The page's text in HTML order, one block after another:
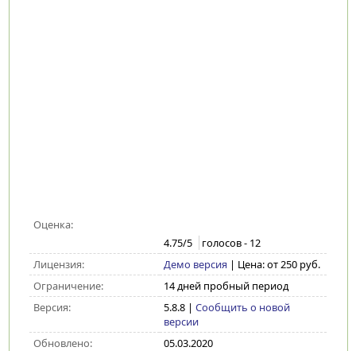
Оценка:
4.75/5 голосов - 12
Лицензия:
Демо версия | Цена: от 250 руб.
Ограничение:
14 дней пробный период
Версия:
5.8.8| Сообщить о новой
версии
Обновлено:
05.03.2020